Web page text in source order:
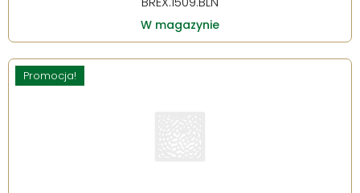
W magazynie
Promocja!